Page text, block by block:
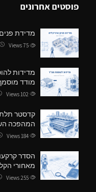
פוסטים אחרונים
מדידת
Views
מדידות
מודד
Views
קדסטר
המהפכה
Views
הסדר
מאחורי
Views